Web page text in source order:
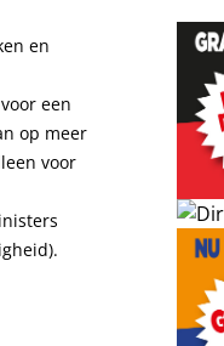
en
een
op meer
voor